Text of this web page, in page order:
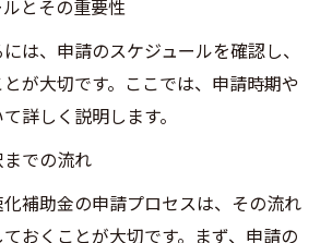
とその重要性
は、申請のスケジュールを確認し、
が大切です。ここでは、申請時期や
詳しく説明します。
での流れ
補助金の申請プロセスは、その流れ
おくことが大切です。まず、申請の